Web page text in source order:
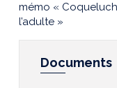
mémo «
l’adulte »
Documents